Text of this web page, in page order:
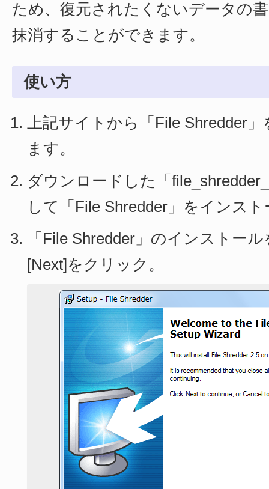
ため、復元されたくないデータの
抹消することができます。
使い方
上記サイトから「File Shredder
ます。
ダウンロードした「
して「File Shredder」をインス
「File Shredder」のインストー
[Next]をクリック。